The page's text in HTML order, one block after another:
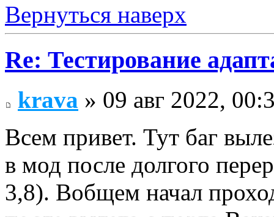
Вернуться наверх
Re: Тестирование
krava » 09 авг 2022,
Всем привет. Тут баг
в мод после долгого
3,8). Вобщем начал